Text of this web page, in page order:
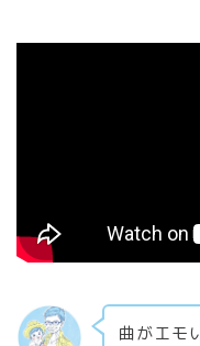
曲がエモ